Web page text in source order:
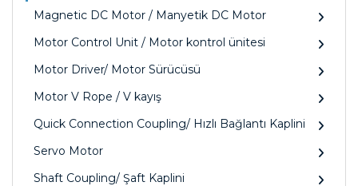
Magnetic DC Motor / Manyetik DC Motor
Motor Control Unit / Motor kontrol ünitesi
Motor Driver/ Motor Sürücüsü
Motor V Rope / V kayış
Quick Connection Coupling/ Hızlı Bağlantı Kaplini
Servo Motor
Shaft Coupling/ Şaft Kaplini